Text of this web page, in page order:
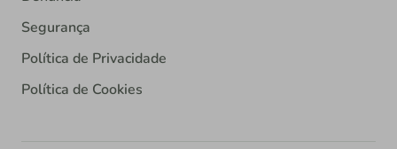
Segurança
Política de Privacidade
Política de Cookies